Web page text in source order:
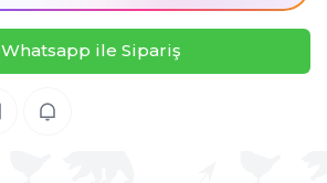
Whatsapp ile Sipariş